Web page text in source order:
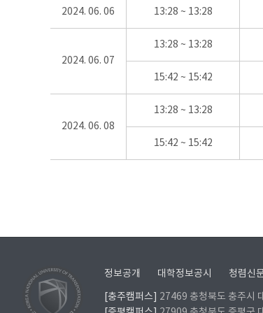
2024. 06. 06 13:28 ~ 13:28
2024. 06. 07
13:28 ~ 13:28
15:42 ~ 15:42
2024. 06. 08
13:28 ~ 13:28
15:42 ~ 15:42
정보공개 대학정보공시 청렴신
[충주캠퍼스]
27469 충청북도 충주시